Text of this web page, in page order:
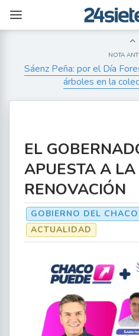
NOTA
Sáenz Peña: por el Día
árboles en la
EL
APUESTA A LA
RENOVACIÓN
GOBIERNO DEL CHACO
ACTUALIDAD